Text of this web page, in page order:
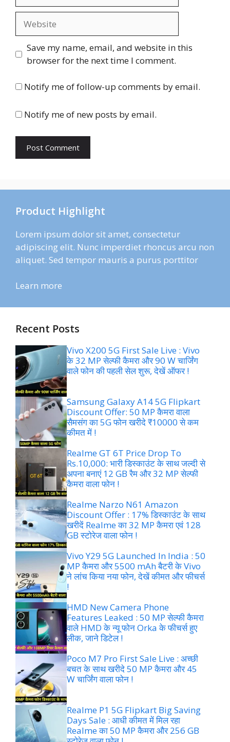
Save my name, email, and website in this
browser for the next time I comment.
Notify me of follow-up comments by email.
Notify me of new posts by email.
Product Highlight
Lorem ipsum dolor sit amet, consectetur
adipiscing elit. Nunc imperdiet rhoncus arcu non
aliquet. Sed tempor mauris a purus porttitor
Learn more
Recent Posts
Vivo X200 5G First Sale Live : Vivo
के 32 MP सेल्फी कैमरा और 90 W चार्जिंग
वाले फोन की पहली सेल शुरू, देखें ऑफर !
Samsung Galaxy A14 5G Flipkart
Discount Offer: 50 MP कैमरा वाला
सैमसंग का 5G फोन खरीदे ₹10000 से कम
कीमत में !
Realme GT 6T Price Drop To
Rs.10,000: भारी डिस्काउंट के साथ जल्दी से
अपना बनाएं 12 GB रैम और 32 MP सेल्फी
कैमरा वाला फोन !
Realme Narzo N61 Amazon
Discount Offer : 17% डिस्काउंट के साथ
खरीदें Realme का 32 MP कैमरा एवं 128
GB स्टोरेज वाला फोन !
Vivo Y29 5G Launched In India : 50
MP कैमरा और 5500 mAh बैटरी के Vivo
ने लांच किया नया फोन, देखें कीमत और फीचर्स
!
HMD New Camera Phone
Features Leaked : 50 MP सेल्फी कैमरा
वाले HMD के न्यू फोन Orka के फीचर्स हुए
लीक, जाने डिटेल !
Poco M7 Pro First Sale Live : अच्छी
बचत के साथ खरीदे 50 MP कैमरा और 45
W चार्जिंग वाला फोन !
Realme P1 5G Flipkart Big Saving
Days Sale : आधी कीमत में मिल रहा
Realme का 50 MP कैमरा और 256 GB